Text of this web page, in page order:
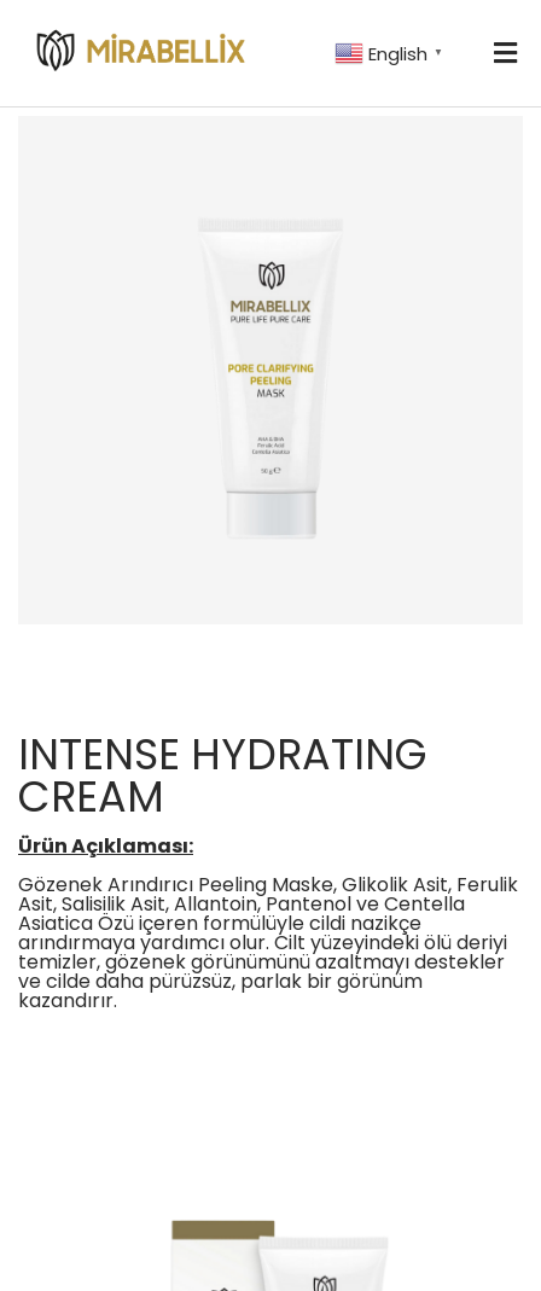
English ▼
INTENSE HYDRATING
CREAM
Ürün Açıklaması:
Gözenek Arındırıcı Peeling Maske, Glikolik Asit, Ferulik
Asit, Salisilik Asit, Allantoin, Pantenol ve Centella
Asiatica Özü içeren formülüyle cildi nazikçe
arındırmaya yardımcı olur. Cilt yüzeyindeki ölü deriyi
temizler, gözenek görünümünü azaltmayı destekler
ve cilde daha pürüzsüz, parlak bir görünüm
kazandırır.